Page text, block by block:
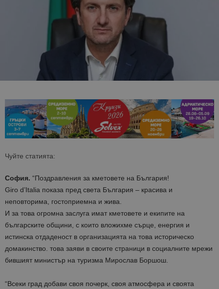
Чуйте статията:
София. “Поздравления за кметовете на България!
Giro d’Italia показа пред света България – красива и
неповторима, гостоприемна и жива.
И за това огромна заслуга имат кметовете и екипите на
българските общини, с които вложихме сърце, енергия и
истинска отдаденост в организацията на това историческо
домакинство. това заяви в своите страници в социалните мрежи
бившият министър на туризма Мирослав Боршош.
“Всеки град добави своя почерк, своя атмосфера и своята